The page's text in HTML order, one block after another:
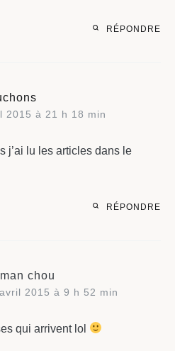
RÉPONDRE
2015 à 21 h 18 min
j’ai lu les articles dans le
RÉPONDRE
chou
2015 à 9 h 52 min
qui arrivent lol